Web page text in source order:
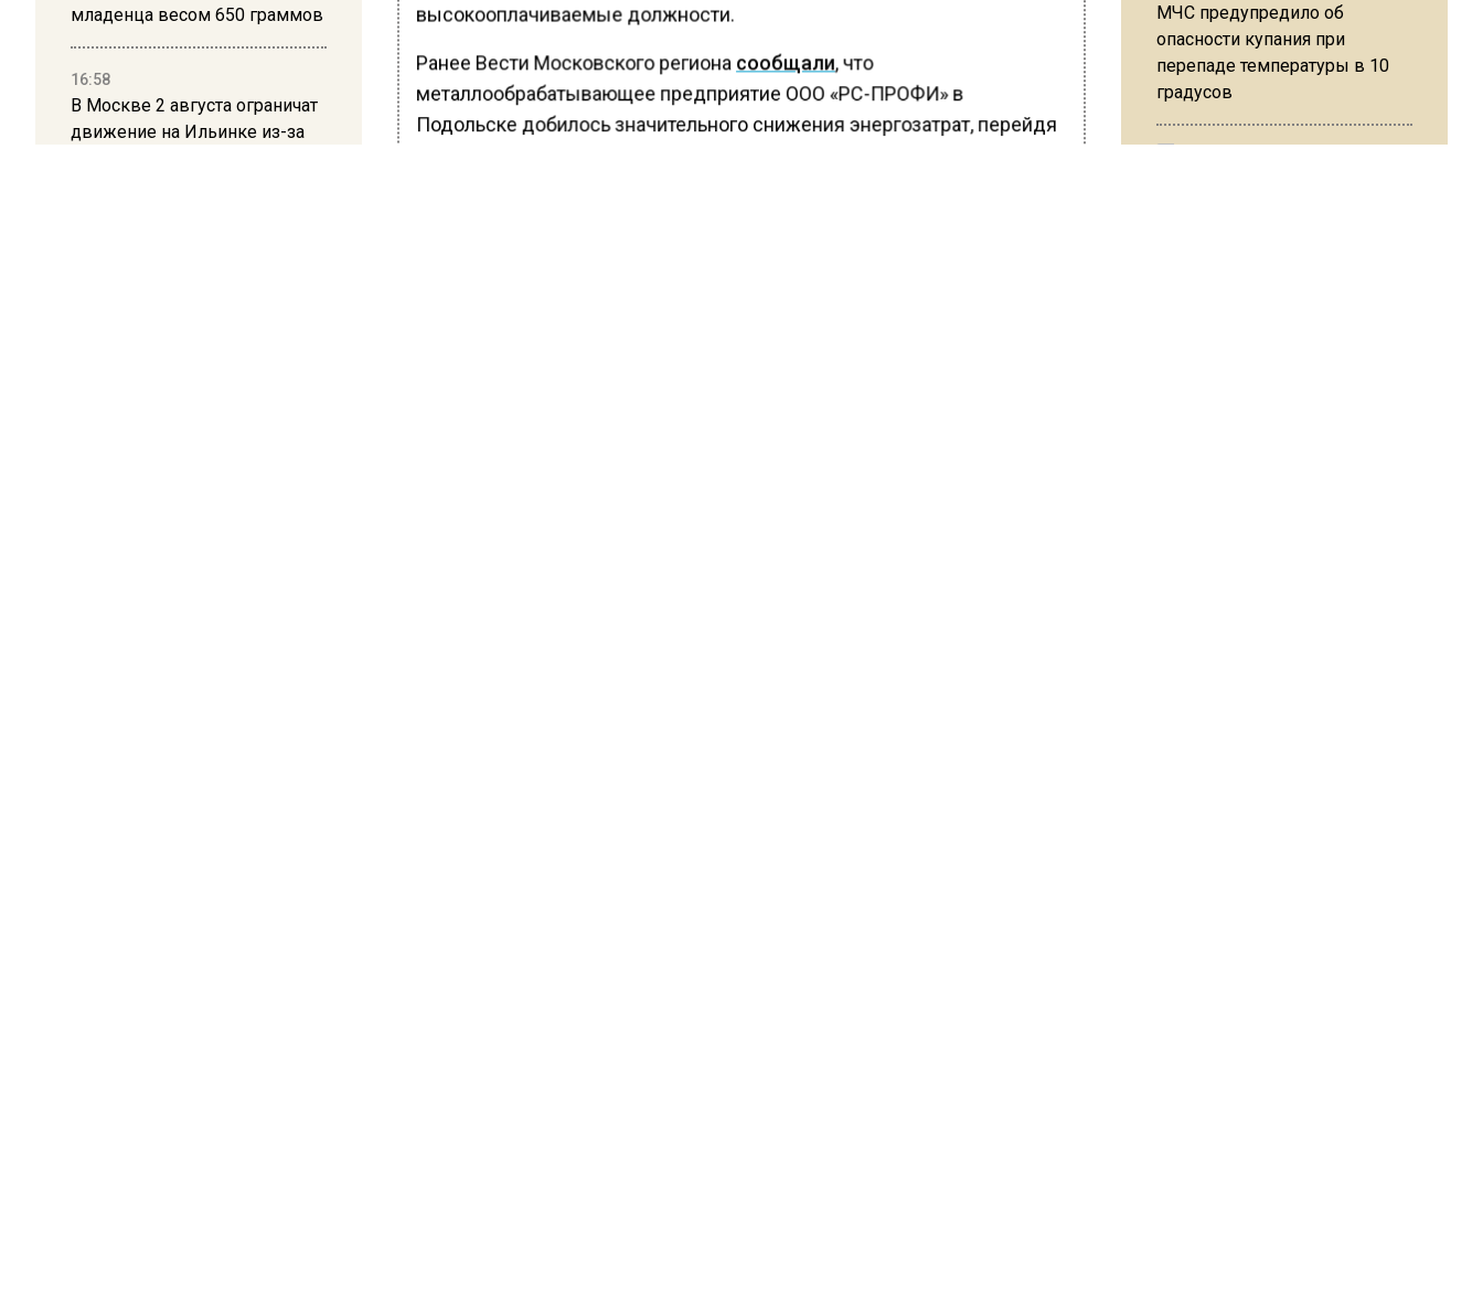
младенца весом 650 граммов
16:58
В Москве 2 августа ограничат
движение на Ильинке из-за
высокооплачиваемые должности.
Ранее Вести Московского региона сообщали, что
металлообрабатывающее предприятие ООО «РС-ПРОФИ» в
Подольске добилось значительного снижения энергозатрат, перейдя
МЧС предупредило об
опасности купания при
перепаде температуры в 10
градусов